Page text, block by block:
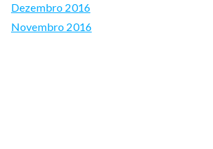
Dezembro 2016
Novembro 2016